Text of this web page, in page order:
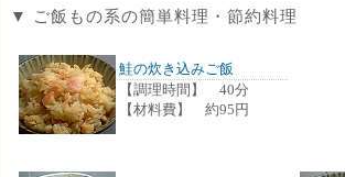
▼ ご飯もの系の簡単料理・節約料理
鮭の炊き込みご飯
【調理時間】 40分
【材料費】 約95円